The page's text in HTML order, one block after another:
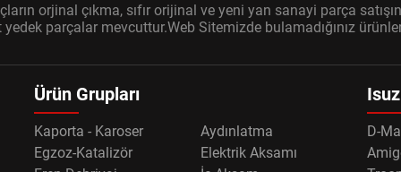
orjinal çıkma, sıfır orijinal ve yeni yan sanayi parça
parçalar mevcuttur.Web Sitemizde bulamadığınız
Ürün Grupları
Kaporta - Karoser
Aydınlatma
Egzoz-Katalizör
Elektrik Aksamı
D-